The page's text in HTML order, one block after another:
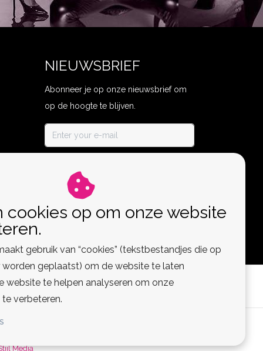
NIEUWSBRIEF
Abonneer je op onze nieuwsbrief om
op de hoogte te blijven.
Media
cookies op om onze website
gebruik van “cookies” (tekstbestandjes die op
geplaatst) om de website te laten
website te helpen analyseren om onze
verbeteren.